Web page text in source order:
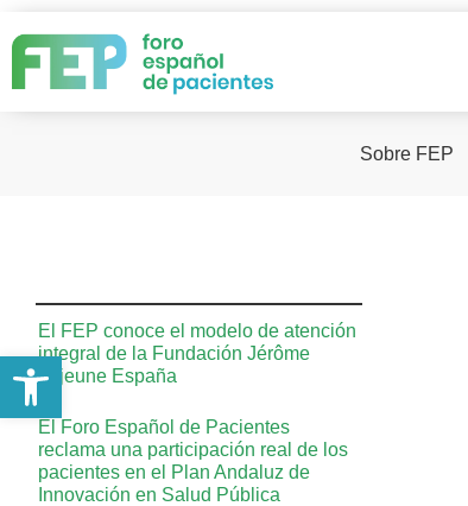
Sobre FEP
El FEP conoce el modelo de atención
integral de la Fundación Jérôme
Lejeune España
El Foro Español de Pacientes
reclama una participación real de los
pacientes en el Plan Andaluz de
Innovación en Salud Pública
Abrir barra de herramientas